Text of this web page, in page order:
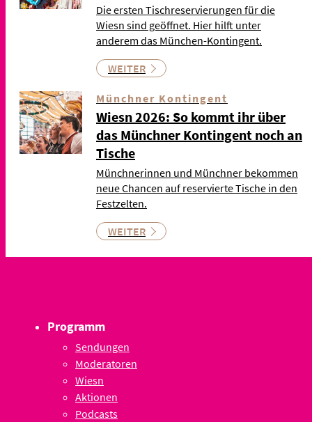
Die ersten Tischreservierungen für die
Wiesn sind geöffnet. Hier hilft unter
anderem das München-Kontingent.
WEITER
Münchner Kontingent
Wiesn 2026: So kommt ihr über
das Münchner Kontingent noch an
Tische
Münchnerinnen und Münchner bekommen
neue Chancen auf reservierte Tische in den
Festzelten.
WEITER
Programm
Sendungen
Moderatoren
Wiesn
Aktionen
Podcasts